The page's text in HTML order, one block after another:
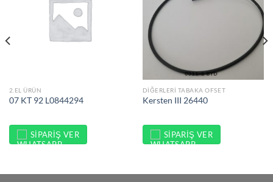
2.EL ÜRÜN
07 KT 92 L0844294
SIPARIŞ VER
DIĞERLERI TABAKA OFSET
Kersten III 26440
SIPARIŞ VER